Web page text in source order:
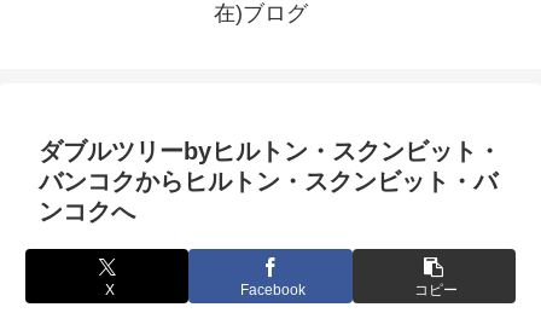
在)ブログ
ダブルツリーbyヒルトン・スクンビット・
バンコクからヒルトン・スクンビット・バ
ンコクへ
X Facebook コピー